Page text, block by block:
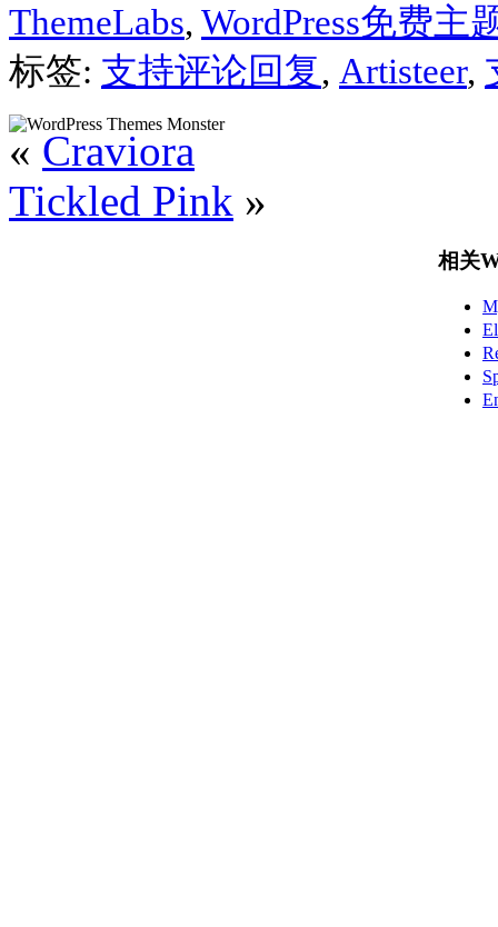
ThemeLabs, WordPress免费主
标签: 支持评论回复, Artisteer,
« Craviora
Tickled Pink »
相关